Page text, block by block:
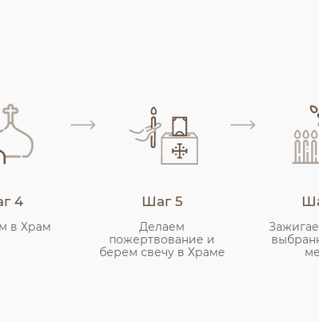
4
в Храм
Шаг 5
Делаем
пожертвование и
берем свечу в Храме